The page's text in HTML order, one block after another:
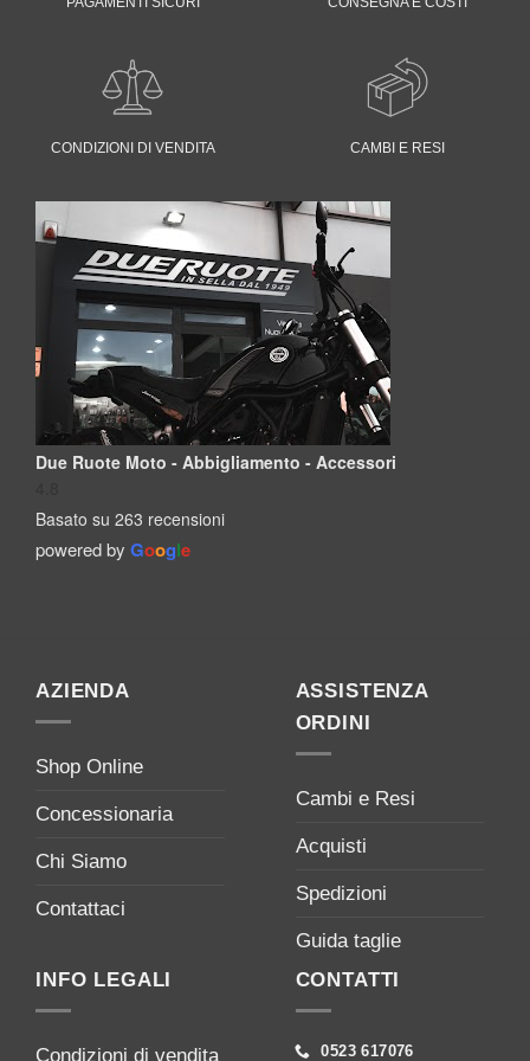
CONDIZIONI DI VENDITA CAMBI E RESI
Due Ruote Moto - Abbigliamento - Accessori
Basato su 263 recensioni
powered by Google
AZIENDA
Shop Online
Concessionaria
Chi Siamo
Contattaci
ASSISTENZA
ORDINI
Cambi e Resi
Acquisti
Spedizioni
Guida taglie
INFO LEGALI
Condizioni di vendita
CONTATTI
0523 617076